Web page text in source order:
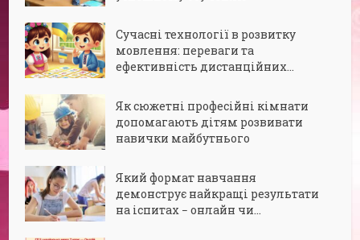
Сучасні технології в розвитку
мовлення: переваги та
ефективність дистанційних...
Як сюжетні професійні кімнати
допомагають дітям розвивати
навички майбутнього
Який формат навчання
демонструє найкращі результати
на іспитах − онлайн чи...